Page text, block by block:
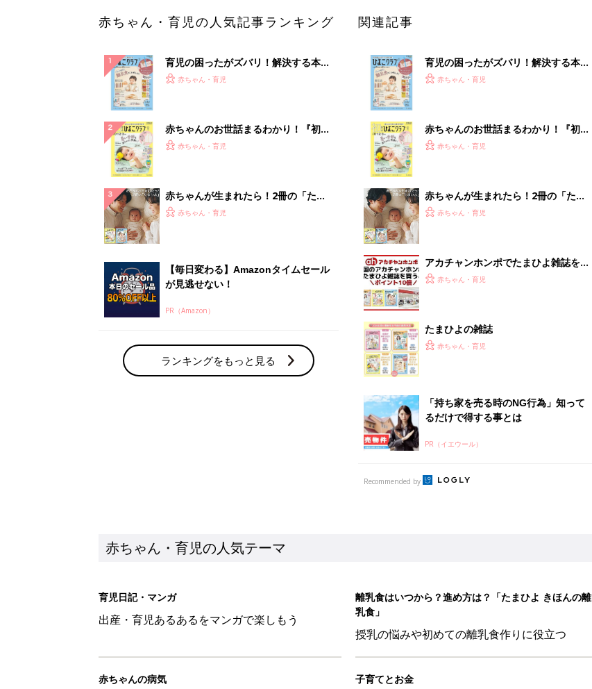
赤ちゃん・育児の人気記事ランキング
育児の困ったがズバリ！解決する本
『ひよこクラブ 秋号』 4カ月～2才
赤ちゃん・育児
赤ちゃんのお世話まるわかり！『初め
てのひよこクラブ 夏号』〈巻頭大特
赤ちゃん・育児
赤ちゃんが生まれたら！2冊の「たま
ひよ」
赤ちゃん・育児
【毎日変わる】Amazonタイムセール
が見逃せない！
PR（Amazon）
ランキングをもっと見る
関連記事
育児の困ったがズバリ！解決する本
『ひよこクラブ 秋号』 4カ月～2才
赤ちゃん・育児
赤ちゃんのお世話まるわかり！『初め
てのひよこクラブ 夏号』〈巻頭大特
赤ちゃん・育児
赤ちゃんが生まれたら！2冊の「たま
ひよ」
赤ちゃん・育児
アカチャンホンポでたまひよ雑誌を買
うとポイント10倍【期間限定】
赤ちゃん・育児
たまひよの雑誌
赤ちゃん・育児
「持ち家を売る時のNG行為」知って
るだけで得する事とは
PR（イエウール）
Recommended by
赤ちゃん・育児の人気テーマ
育児日記・マンガ
出産・育児あるあるをマンガで楽しもう
離乳食はいつから？進め方は？「たまひよ きほんの離
乳食」
授乳の悩みや初めての離乳食作りに役立つ
赤ちゃんの病気 子育てとお金